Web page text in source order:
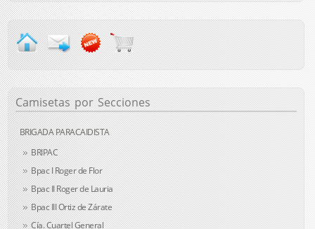
Camisetas por Secciones
BRIGADA PARACAIDISTA
BRIPAC
Bpac I Roger de Flor
Bpac II Roger de Lauria
Bpac III Ortiz de Zárate
Cía. Cuartel General